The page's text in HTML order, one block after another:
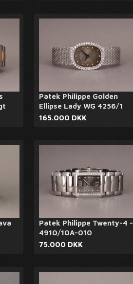
Patek Philippe Golden
Ellipse Lady WG 4256/1
165.000 DKK
Patek Philippe Twenty-4 -
4910/10A-010
75.000 DKK